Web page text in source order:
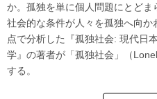
か。孤独を単に個人問題にとど
社会的な条件が人々を孤独へ向
点で分析した『孤独社会: 現代日
学』の著者が「孤独社会」（
する。